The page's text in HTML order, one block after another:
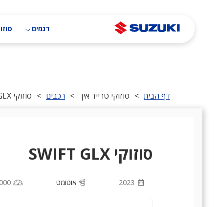
דגמים
דף הבית > סוזוקי טרייד אין > רכבים > סוזוקי SWIFT GLX
סוזוקי SWIFT GLX
2023 אוטומט